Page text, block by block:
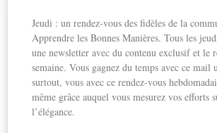
Jeudi : un rendez-vous des fidèles de la
Apprendre les Bonnes Manières. Tous les
une newsletter avec du contenu exclusif et le
semaine. Vous gagnez du temps avec ce mail
surtout, vous avec ce rendez-vous
même grâce auquel vous mesurez vos efforts
l’élégance.